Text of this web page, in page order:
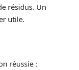
résidus. Un
utile.
réussie :